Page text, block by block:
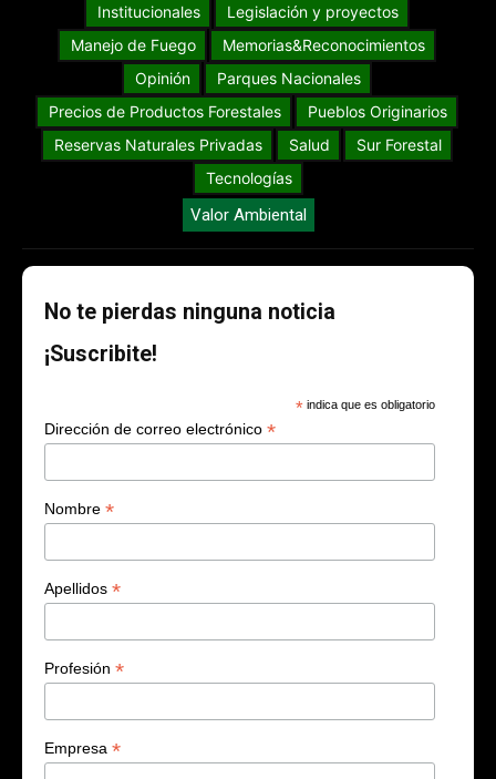
Institucionales
Legislación y proyectos
Manejo de Fuego
Memorias&Reconocimientos
Opinión
Parques Nacionales
Precios de Productos Forestales
Pueblos Originarios
Reservas Naturales Privadas
Salud
Sur Forestal
Tecnologías
Valor Ambiental
No te pierdas ninguna noticia
¡Suscribite!
* indica que es obligatorio
Dirección de correo electrónico *
Nombre *
Apellidos *
Profesión *
Empresa *